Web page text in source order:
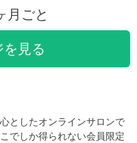
月ごと
を見る
としたオンラインサロンで
でしか得られない会員限定